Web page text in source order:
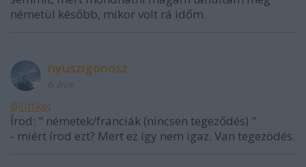
németül később, mikor volt rá időm.
nyuszigonosz
@littke:
Írod: " németek/franciák (nincsen tegeződés) "
- miért írod ezt? Mert ez így nem igaz. Van tegezödés.